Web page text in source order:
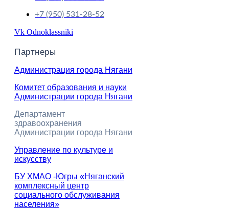
+7 (950) 531-28-52
Vk Odnoklassniki
Партнеры
Администрация города Нягани
Комитет образования и науки
Администрации города Нягани
Департамент
здравоохранения
Администрации города Нягани
Управление по культуре и
искусству
БУ ХМАО -Югры «Няганский
комплексный центр
социального обслуживания
населения»